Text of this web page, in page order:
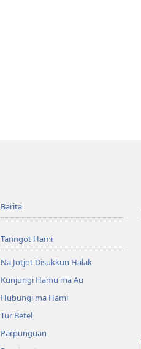
Barita
Taringot Hami
Na Jotjot Disukkun Halak
Kunjungi Hamu ma Au
Hubungi ma Hami
Tur Betel
Parpunguan